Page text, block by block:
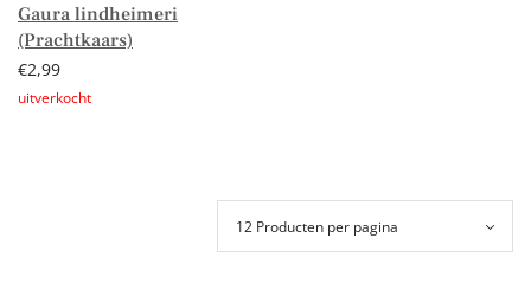
Gaura lindheimeri
(Prachtkaars)
€2,99